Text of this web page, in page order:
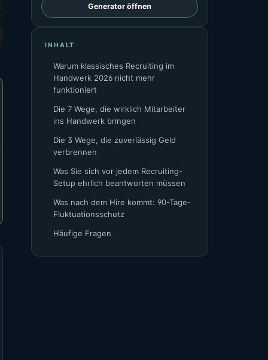
Generator öffnen
INHALT
Warum klassisches Recruiting im
Handwerk 2026 nicht mehr
funktioniert
Die 7 Wege, die wirklich Mitarbeiter
ins Handwerk bringen
Die 3 Wege, die zuverlässig Geld
verbrennen
Was Sie sich vor jedem Recruiting-
Setup ehrlich beantworten müssen
Was nach dem Hire kommt: 90-Tage-
Fluktuationsschutz
Häufige Fragen